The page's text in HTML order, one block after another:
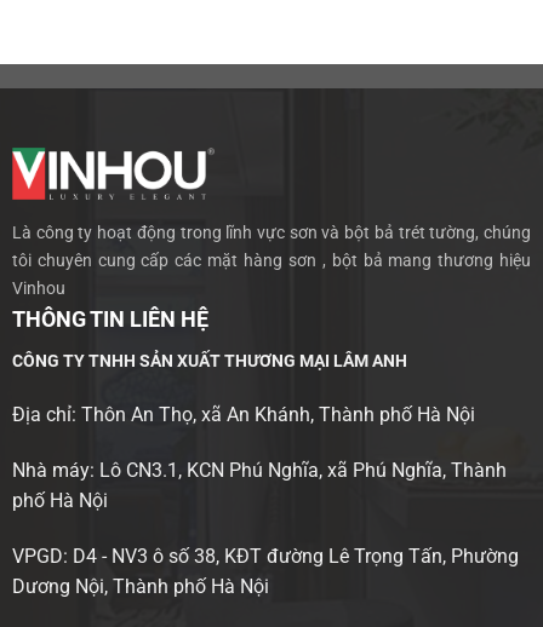
Là công ty hoạt động trong lĩnh vực sơn và bột bả trét tường, chúng
tôi chuyên cung cấp các mặt hàng sơn , bột bả mang thương hiệu
Vinhou
THÔNG TIN LIÊN HỆ
CÔNG TY TNHH SẢN XUẤT THƯƠNG MẠI LÂM ANH
Địa chỉ: Thôn An Thọ, xã An Khánh, Thành phố Hà Nội
Nhà máy: Lô CN3.1, KCN Phú Nghĩa, xã Phú Nghĩa, Thành
phố Hà Nội
VPGD: D4 - NV3 ô số 38, KĐT đường Lê Trọng Tấn, Phường
Dương Nội, Thành phố Hà Nội